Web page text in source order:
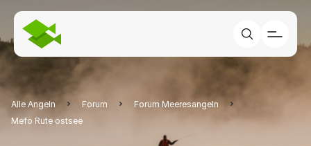
Alle Angeln Forum
Forum Meeresangeln
Mefo Rute ostsee